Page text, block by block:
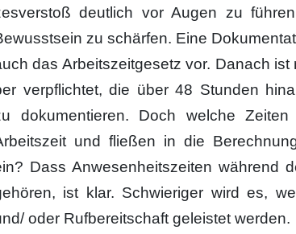
deut­lich vor Augen zu
zu schär­fen. Eine
das Arbeits­zeit­ge­setz vor. Danach
ver­pflich­tet, die über 48 Stun­den
doku­men­tie­ren. Doch wel­che
und flie­ßen in die
Dass Anwe­sen­heits­zei­ten wäh­rend
ist klar. Schwie­ri­ger wird es,
oder Ruf­be­reit­schaft geleis­tet wer­den.